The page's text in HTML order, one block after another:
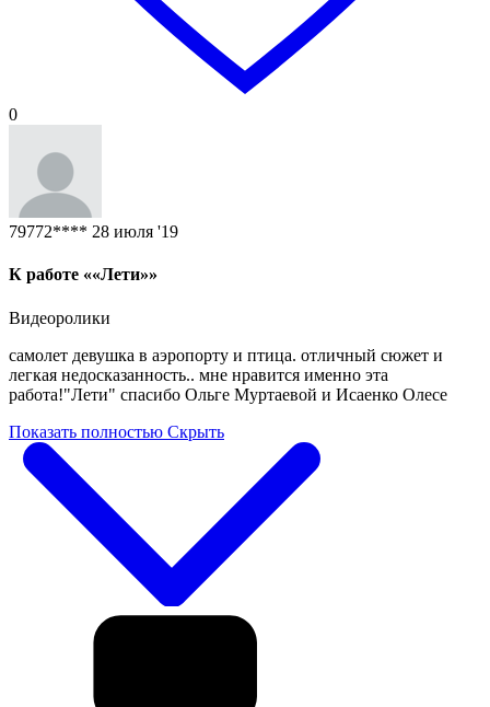
0
79772**** 28 июля '19
К работе ««Лети»»
Видеоролики
самолет девушка в аэропорту и птица. отличный сюжет и
легкая недосказанность.. мне нравится именно эта
работа!"Лети" спасибо Ольге Муртаевой и Исаенко Олесе
Показать полностью Скрыть